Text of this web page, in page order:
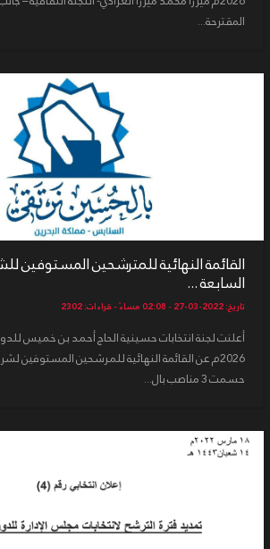
المقترحة...
القائمة النهائية للمترشحين المستوفين
السابعة ...
تاريخ: 2022-03-27 - 02:08 مساءً - قراءات: 2302
2026م عن القائمة النهائية للمرشحين المستوفين
حسمت 3 مناصب بال...